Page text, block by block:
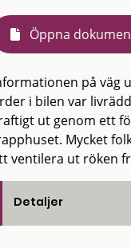
Öppna
på väg
i bilen var
ut genom ett
Mycket
ventilera ut röken
Detaljer